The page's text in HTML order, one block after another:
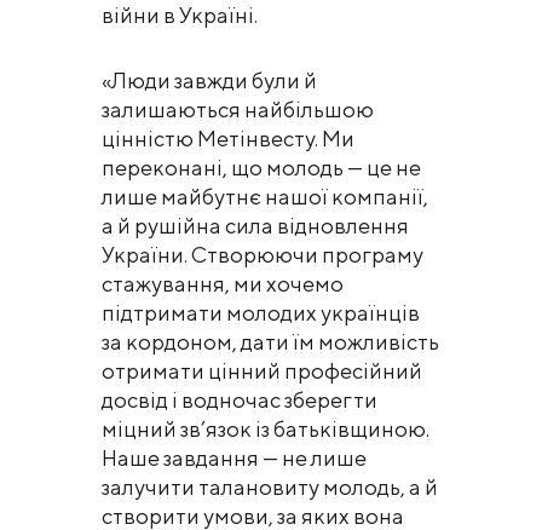
війни в Україні.
«Люди завжди були й
залишаються найбільшою
цінністю Метінвесту. Ми
переконані, що молодь — це не
лише майбутнє нашої компанії,
а й рушійна сила відновлення
України. Створюючи програму
стажування, ми хочемо
підтримати молодих українців
за кордоном, дати їм можливість
отримати цінний професійний
досвід і водночас зберегти
міцний зв’язок із батьківщиною.
Наше завдання — не лише
залучити талановиту молодь, а й
створити умови, за яких вона